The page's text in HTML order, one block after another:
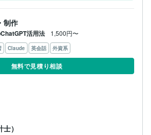
制作
活用法 1,500円〜
Claude 英会話 外資系
無料で見積り相談
）